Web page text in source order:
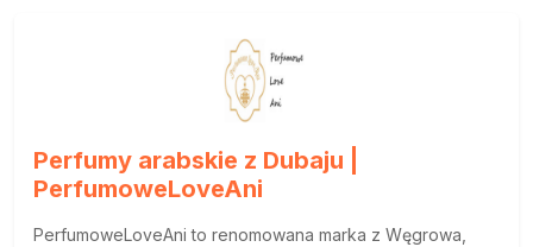
Perfumy arabskie z Dubaju |
PerfumoweLoveAni
PerfumoweLoveAni to renomowana marka z Węgrowa,